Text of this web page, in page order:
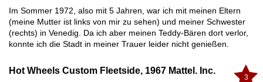
Im Sommer 1972, also mit 5 Jahren, war ich mit meinen Eltern
(meine Mutter ist links von mir zu sehen) und meiner Schwester
(rechts) in Venedig. Da ich aber meinen Teddy-Bären dort verlor,
konnte ich die Stadt in meiner Trauer leider nicht genießen.
3
Hot Wheels Custom Fleetside, 1967 Mattel. Inc.